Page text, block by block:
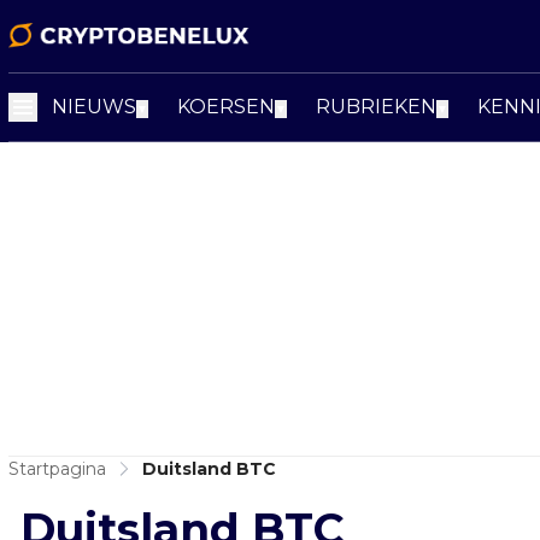
NIEUWS KOERSEN RUBRIEKEN
Startpagina Duitsland BTC
Duitsland BTC